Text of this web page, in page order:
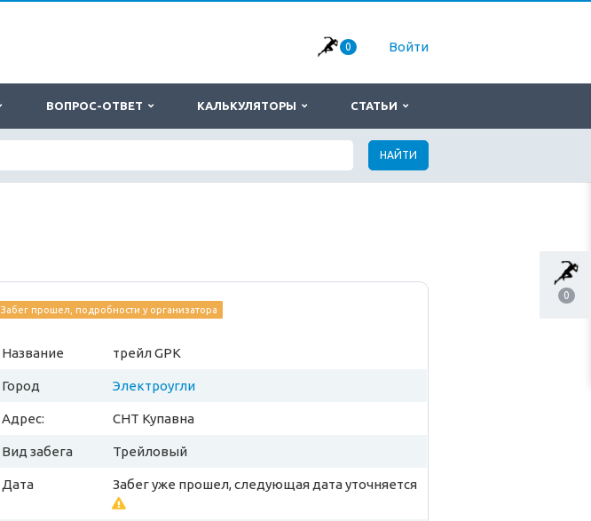
0
0 Войти
ВОПРОС-ОТВЕТ КАЛЬКУЛЯТОРЫ СТАТЬИ
НАЙТИ
Забег прошел, подробности у организатора
Название трейл GPK
Город Электроугли
Адрес: СНТ Купавна
Вид забега Трейловый
Дата Забег уже прошел, следующая дата уточняется